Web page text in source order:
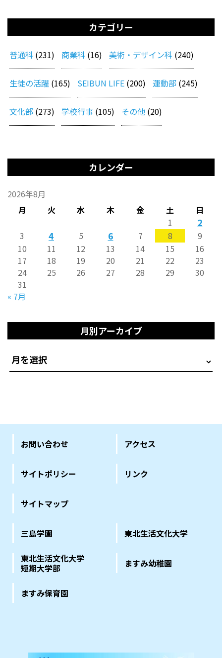
カテゴリー
普通科 (231) 商業科 (16) 美術・デザイン科 (240)
生徒の活躍 (165) SEIBUN LIFE (200) 運動部 (245)
文化部 (273) 学校行事 (105) その他 (20)
カレンダー
2026年8月
月
火 水 木 金 土 日
« 7月
1 2
3 4 5 6 7 8
9
10
11 12 13 14 15
16
17
18 19 20 21 22
23
24
25 26 27 28 29
30
31
月別アーカイブ
お問い合わせ アクセス
サイトポリシー リンク
サイトマップ
三島学園 東北生活文化大学
東北生活文化大学
短期大学部
ますみ幼稚園
ますみ保育園